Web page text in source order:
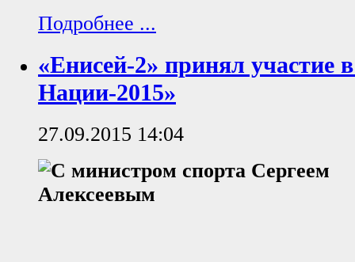
Подробнее ...
«Енисей-2» принял участие
Нации-2015»
27.09.2015 14:04